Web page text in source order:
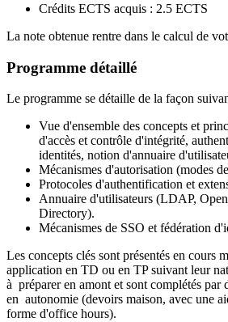
Crédits ECTS acquis : 2.5 ECTS
La note obtenue rentre dans le calcul de
Programme détaillé
Le programme se détaille de la façon
Vue d'ensemble des concepts et
d'accès et contrôle d'intégrité,
identités, notion d'annuaire
Mécanismes d'autorisation (modes
Protocoles d'authentification et
Annuaire d'utilisateurs (LDAP,
Directory).
Mécanismes de SSO et fédération
Les concepts clés sont présentés en cours
application en TD ou en TP suivant leur
à préparer en amont et sont complétés par
en autonomie (devoirs maison, avec une
forme d'office hours).